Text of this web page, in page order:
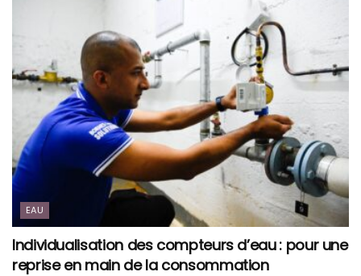
EAU
Individualisation des compteurs d’eau : pour une
reprise en main de la consommation